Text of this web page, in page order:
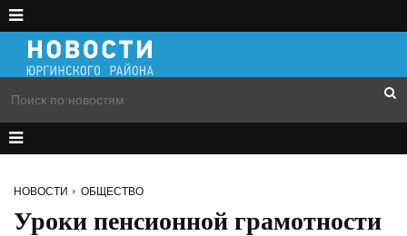
НОВОСТИ ОБЩЕСТВО
Уроки пенсионной грамотности